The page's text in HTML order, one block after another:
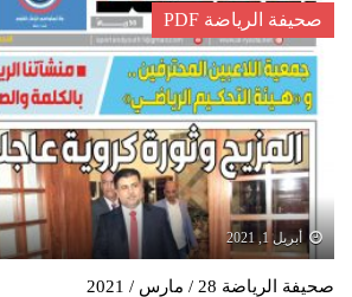
صحيفة الرياضة PDF
أبريل 1, 2021
صحيفة الرياضة 28 / مارس / 2021